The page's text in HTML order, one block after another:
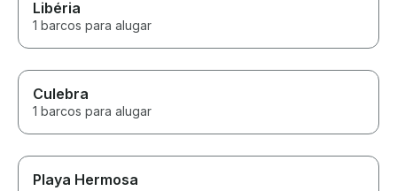
Libéria
1 barcos para alugar
Culebra
1 barcos para alugar
Playa Hermosa